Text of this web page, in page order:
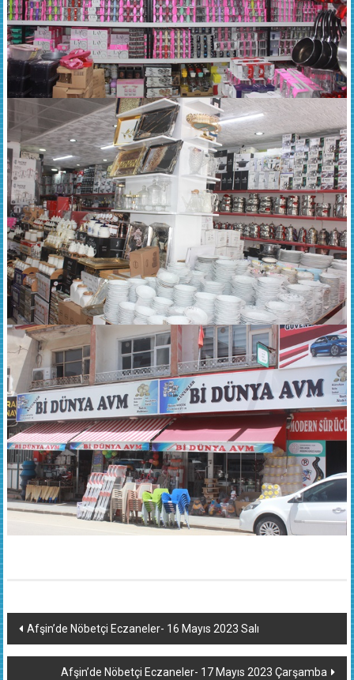
Yazı
dolaşımı
Afşin’de Nöbetçi Eczaneler- 16 Mayıs 2023 Salı
Afşin’de Nöbetçi Eczaneler- 17 Mayıs 2023 Çarşamba